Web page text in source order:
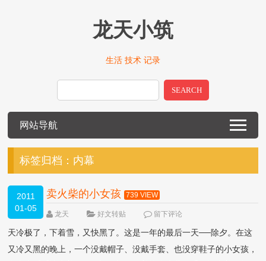
龙天小筑
生活 技术 记录
SEARCH
网站导航
标签归档： 内幕
2011
01-05
卖火柴的小女孩 739 VIEW
龙天 好文转贴 留下评论
天冷极了，下着雪，又快黑了。这是一年的最后一天──除夕。在这
又冷又黑的晚上，一个没戴帽子、没戴手套、也没穿鞋子的小女孩，